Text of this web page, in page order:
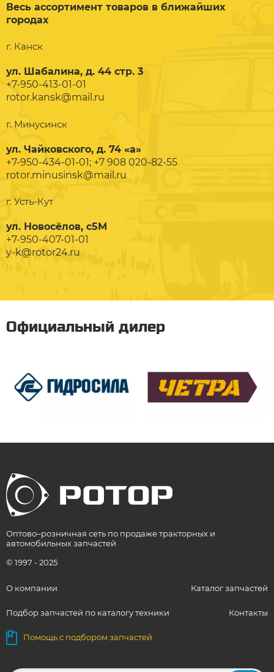
Весь ассортимент товаров в ближайших
городах
г. Канск
ул. Шабалина, д. 44 стр. 3
+7-950-413-01-01
rotor.kansk@mail.ru
г. Минусинск
ул. Чайковского, д. 74 «а»
+7-950-434-01-01; +7 908 020-82-55
rotor.minusinsk@mail.ru
г. Усть-Кут
ул. Новосёлов, с5М
+7-950-407-01-01
y-k@rotor24.ru
Официальный дилер
Оптово–розничная сеть по продаже тракторных и
автомобильных запчастей
© 1997 - 2025
О компании Каталог запчастей
Подбор запчастей по каталогу техники Контакты
Помощь с подбором запчастей